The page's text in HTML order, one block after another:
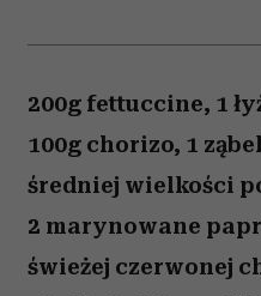
200g fettuccine, 1
100g chorizo, 1
średniej wielkości
2 marynowane
świeżej czerwonej